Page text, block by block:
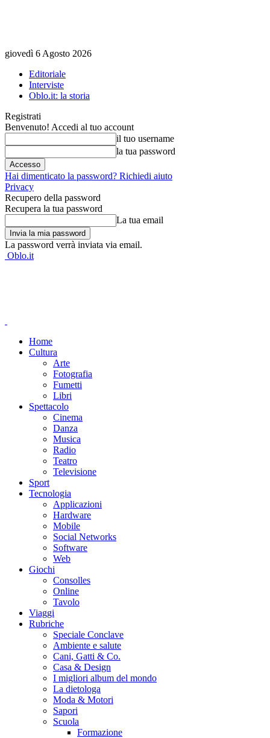
giovedì 6 Agosto 2026
Editoriale
Interviste
Oblo.it: la storia
Registrati
Benvenuto! Accedi al tuo account
il tuo username
la tua password
Hai dimenticato la password? Richiedi aiuto
Privacy
Recupero della password
Recupera la tua password
La tua email
La password verrà inviata via email.
Oblo.it
Home
Cultura
Arte
Fotografia
Fumetti
Libri
Spettacolo
Cinema
Danza
Musica
Radio
Teatro
Televisione
Sport
Tecnologia
Applicazioni
Hardware
Mobile
Social Networks
Software
Web
Giochi
Consolles
Online
Tavolo
Viaggi
Rubriche
Speciale Conclave
Ambiente e salute
Cani, Gatti & Co.
Casa & Design
I migliori album del mondo
La dietologa
Moda & Motori
Sapori
Scuola
Formazione